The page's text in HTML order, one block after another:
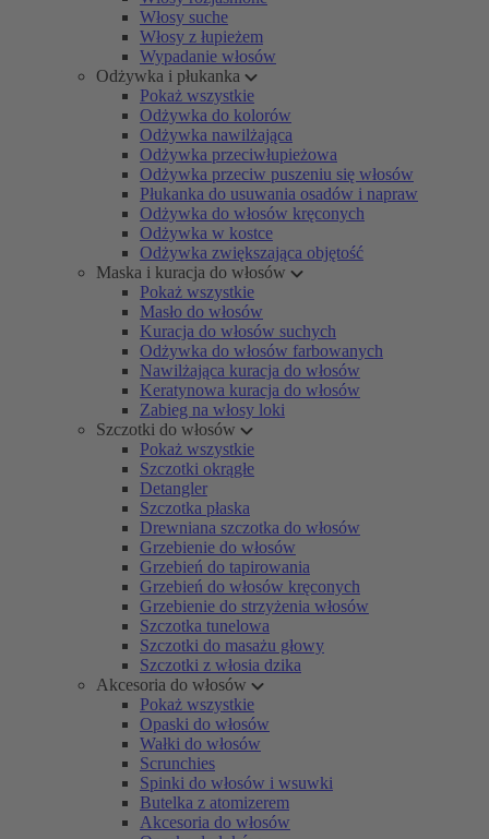
Włosy suche
Włosy z łupieżem
Wypadanie włosów
Odżywka i płukanka
Pokaż wszystkie
Odżywka do kolorów
Odżywka nawilżająca
Odżywka przeciwłupieżowa
Odżywka przeciw puszeniu się włosów
Płukanka do usuwania osadów i napraw
Odżywka do włosów kręconych
Odżywka w kostce
Odżywka zwiększająca objętość
Maska i kuracja do włosów
Pokaż wszystkie
Masło do włosów
Kuracja do włosów suchych
Odżywka do włosów farbowanych
Nawilżająca kuracja do włosów
Keratynowa kuracja do włosów
Zabieg na włosy loki
Szczotki do włosów
Pokaż wszystkie
Szczotki okrągłe
Detangler
Szczotka płaska
Drewniana szczotka do włosów
Grzebienie do włosów
Grzebień do tapirowania
Grzebień do włosów kręconych
Grzebienie do strzyżenia włosów
Szczotka tunelowa
Szczotki do masażu głowy
Szczotki z włosia dzika
Akcesoria do włosów
Pokaż wszystkie
Opaski do włosów
Wałki do włosów
Scrunchies
Spinki do włosów i wsuwki
Butelka z atomizerem
Akcesoria do włosów